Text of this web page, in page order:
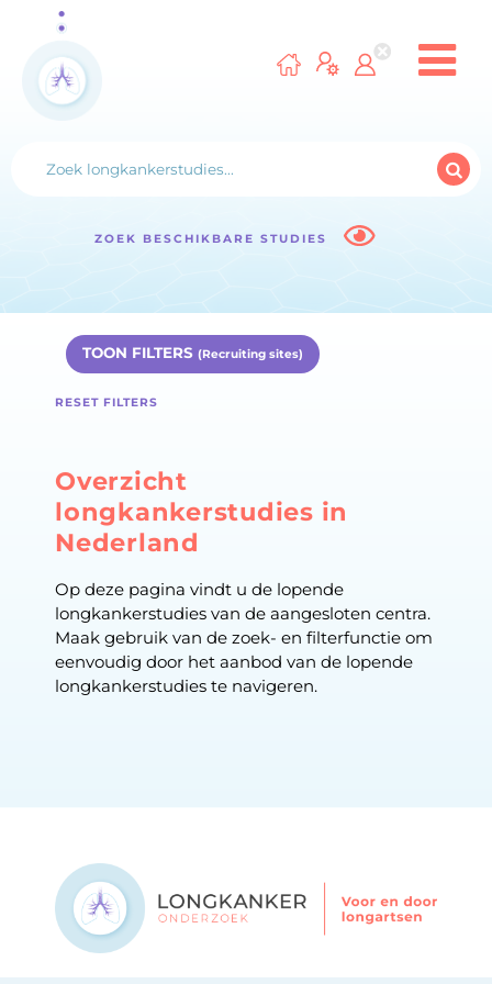
ZOEK BESCHIKBARE STUDIES
TOON FILTERS (Recruiting sites)
RESET FILTERS
Overzicht
longkankerstudies in
Nederland
Op deze pagina vindt u de lopende
longkankerstudies van de aangesloten centra.
Maak gebruik van de zoek- en filterfunctie om
eenvoudig door het aanbod van de lopende
longkankerstudies te navigeren.